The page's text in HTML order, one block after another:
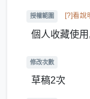
授權範圍 [?]看說
個人收藏使
修改次數
草稿2次